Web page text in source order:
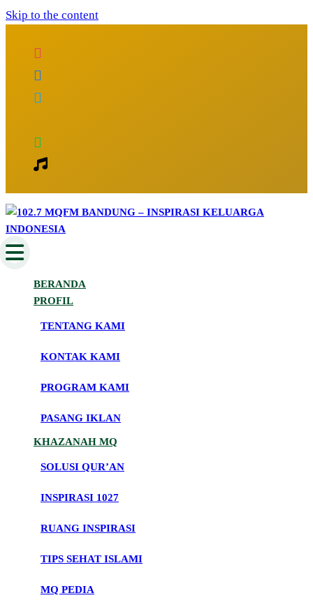
Skip to the content
102.7 MQFM Bandung – Inspirasi
Keluarga Indonesia
Inspirasi Keluarga Indonesia
BERANDA
PROFIL
TENTANG KAMI
KONTAK KAMI
PROGRAM KAMI
PASANG IKLAN
KHAZANAH MQ
SOLUSI QUR’AN
INSPIRASI 1027
RUANG INSPIRASI
TIPS SEHAT ISLAMI
MQ PEDIA